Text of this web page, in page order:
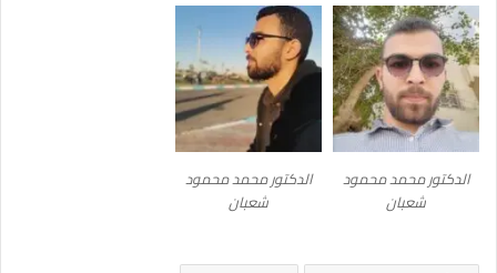
الدكتور محمد محمود
شعبان
الدكتور محمد محمود
شعبان